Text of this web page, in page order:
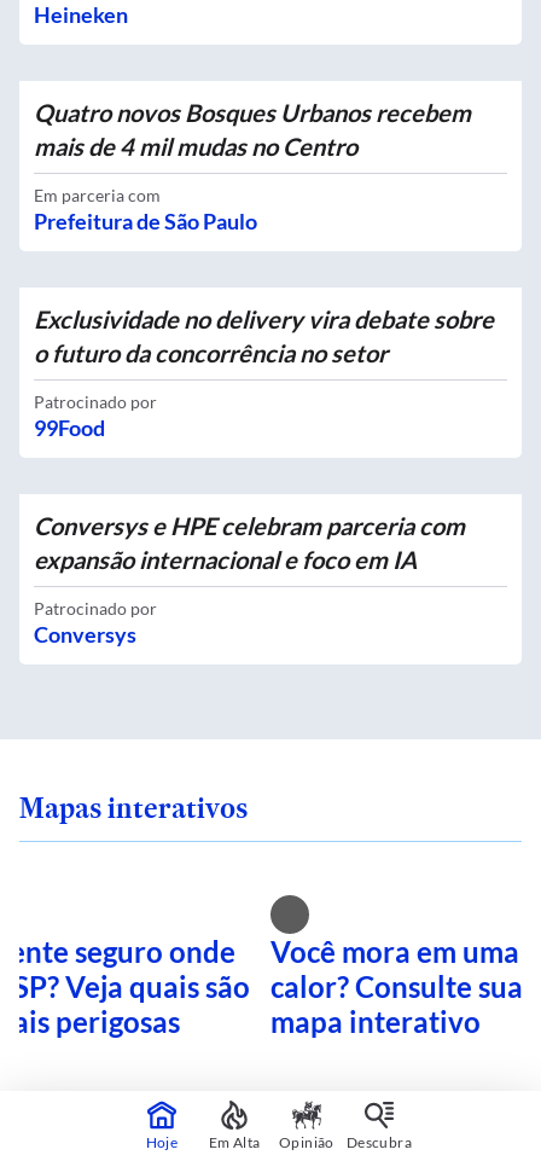
Heineken
Quatro novos Bosques Urbanos recebem
mais de 4 mil mudas no Centro
Em parceria com
Prefeitura de São Paulo
Exclusividade no delivery vira debate sobre
o futuro da concorrência no setor
Patrocinado por
99Food
Conversys e HPE celebram parceria com
expansão internacional e foco em IA
Patrocinado por
Conversys
Mapas interativos
seguro onde
SP? Veja quais são
perigosas
Você mora em uma
calor? Consulte sua
mapa interativo
CONTINUA APÓS A PUBLICIDADE
Hoje Em Alta Opinião Descubra